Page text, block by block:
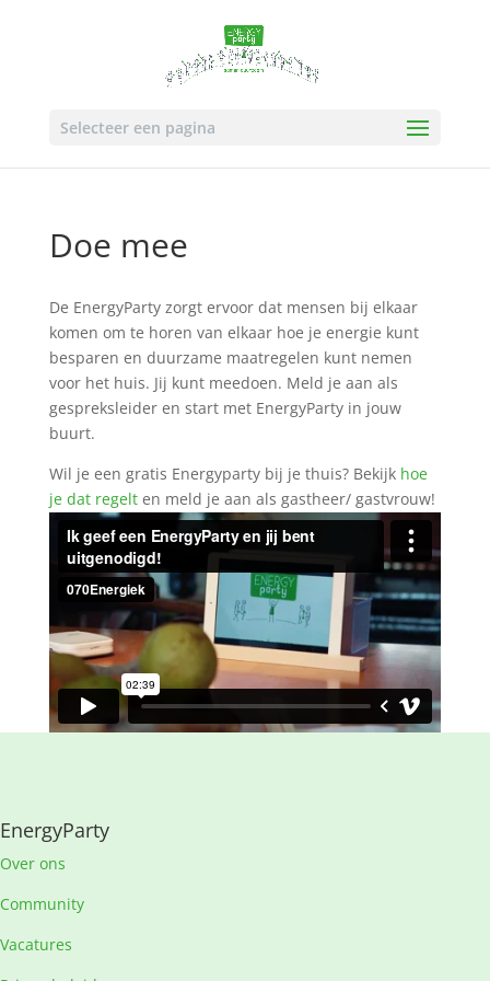
Selecteer een pagina
Doe mee
De EnergyParty zorgt ervoor dat mensen bij elkaar
komen om te horen van elkaar hoe je energie kunt
besparen en duurzame maatregelen kunt nemen
voor het huis. Jij kunt meedoen. Meld je aan als
gespreksleider en start met EnergyParty in jouw
buurt.
Wil je een gratis Energyparty bij je thuis? Bekijk hoe
je dat regelt en meld je aan als gastheer/ gastvrouw!
EnergyParty
Over ons
Community
Vacatures